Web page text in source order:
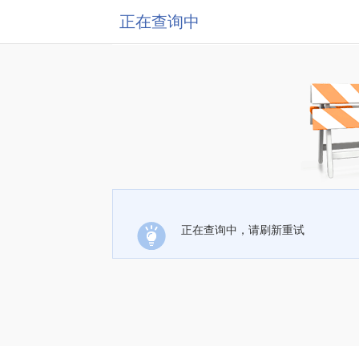
正在查询中
正在查询中，请刷新重试